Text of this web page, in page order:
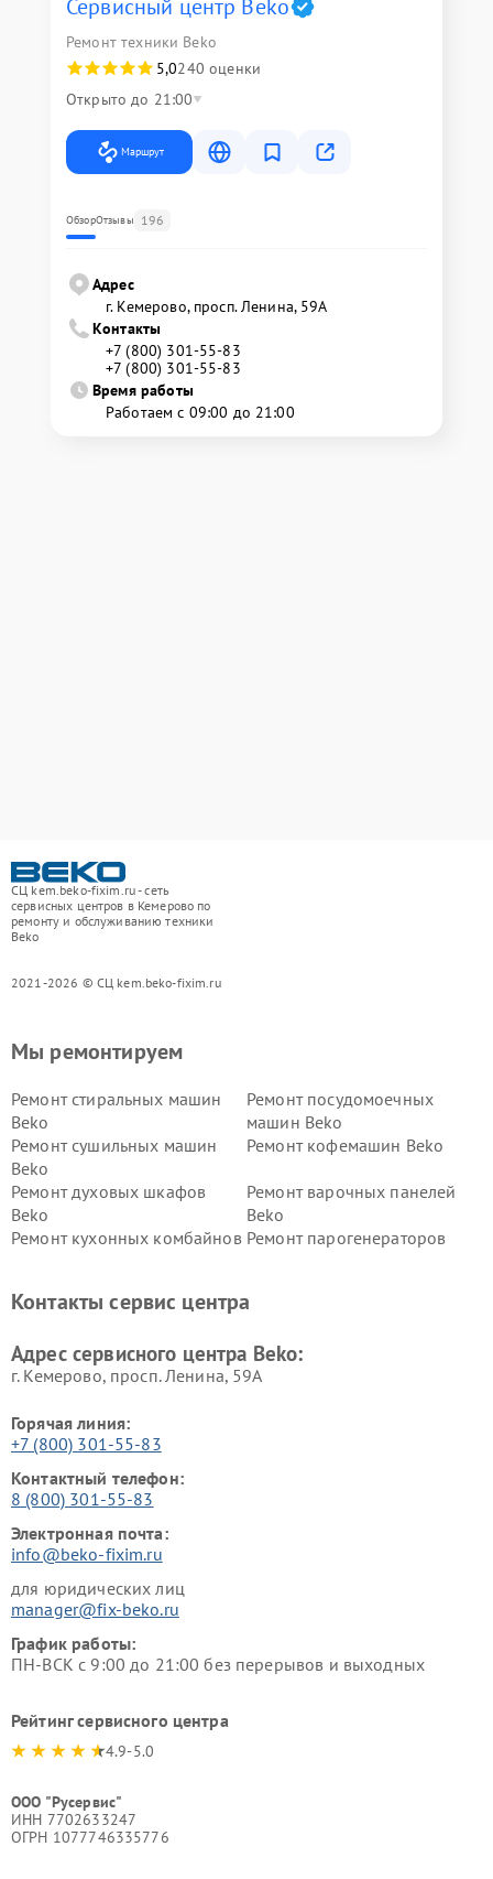
Сервисный центр Beko
Ремонт техники Beko
5,0240 оценки
Открыто до 21:00
Маршрут
ОбзорОтзывы 196
Адрес
г. Кемерово, просп. Ленина, 59А
Контакты
+7 (800) 301-55-83
+7 (800) 301-55-83
Время работы
Работаем с 09:00 до 21:00
СЦ kem.beko-fixim.ru - сеть
сервисных центров в Кемерово по
ремонту и обслуживанию техники
Beko
2021-2026 © СЦ kem.beko-fixim.ru
Мы ремонтируем
Ремонт стиральных машин
Beko
Ремонт посудомоечных
машин Beko
Ремонт сушильных машин
Beko
Ремонт кофемашин Beko
Ремонт духовых шкафов
Beko
Ремонт варочных панелей
Beko
Ремонт кухонных комбайнов Ремонт парогенераторов
Ремонт холодильников Beko Ремонт морозильных камер
Контакты сервис центра
Адрес сервисного центра Beko:
г. Кемерово, просп. Ленина, 59А
Горячая линия:
+7 (800) 301-55-83
Контактный телефон:
8 (800) 301-55-83
Электронная почта:
info@beko-fixim.ru
для юридических лиц
manager@fix-beko.ru
График работы:
ПН-ВСК с 9:00 до 21:00 без перерывов и выходных
Рейтинг сервисного центра
4.9-5.0
ООО "Русервис"
ИНН 7702633247
ОГРН 1077746335776